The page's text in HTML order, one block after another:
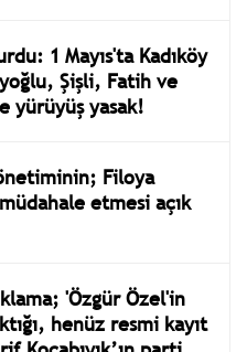
1 Mayıs'ta Kadıköy
Şişli, Fatih ve
yürüyüş yasak!
Filoya
etmesi açık
'Özgür Özel'in
henüz resmi kayıt